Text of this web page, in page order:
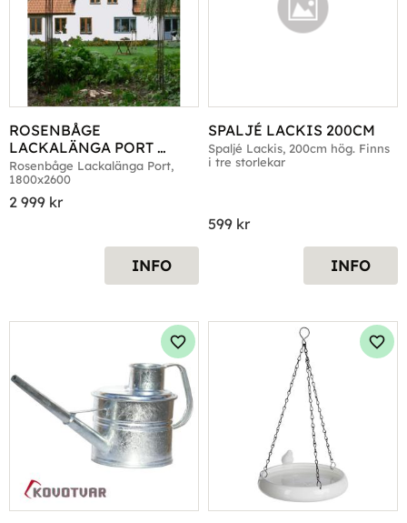
ROSENBÅGE
LACKALÄNGA PORT
1800*2600
Rosenbåge Lackalänga Port,
1800x2600
2 999 kr
INFO
SPALJÉ LACKIS 200CM
Spaljé Lackis, 200cm hög. Finns
i tre storlekar
599 kr
INFO
Lägg till i favoriter